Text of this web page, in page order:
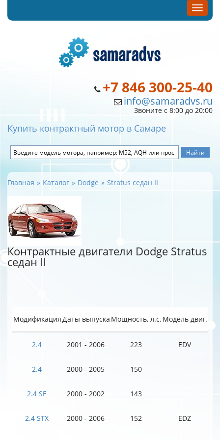
+7 846 300-25-40
info@samaradvs.ru
Звоните с 8:00 до 20:00
Купить контрактный мотор в Самаре
Главная Каталог Dodge Stratus седан II
Контрактные двигатели Dodge Stratus
седан II
МодификацияДаты выпуска Мощность, л.с. Модель двиг.
2.4 2001 - 2006 223 EDV
2.4 2000 - 2005 150
2.4 SE 2000 - 2002 143
2.4 STX 2000 - 2006 152 EDZ